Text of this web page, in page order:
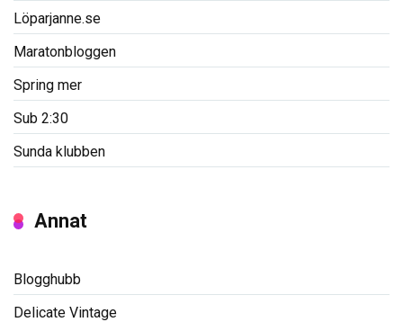
Löparjanne.se
Maratonbloggen
Spring mer
Sub 2:30
Sunda klubben
Annat
Blogghubb
Delicate Vintage